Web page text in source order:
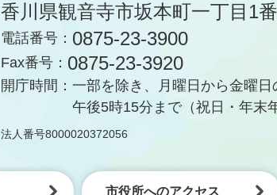
香川県観音寺市坂本町一丁目1
電話番号： 0875-23-3900
Fax番号： 0875-23-3920
開庁時間： 一部を除き、月曜日から金曜日
午後5時15分まで（祝日・年末
法人番号8000020372056
市役所へのアクセス